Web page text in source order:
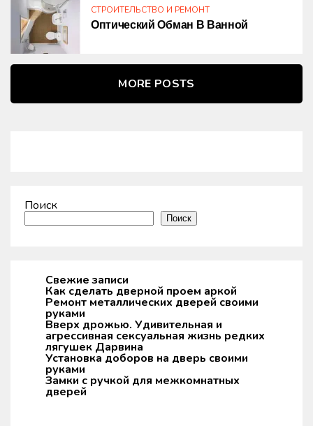
СТРОИТЕЛЬСТВО И РЕМОНТ
Оптический Обман В Ванной
MORE POSTS
Поиск
Поиск
Свежие записи
Как сделать дверной проем аркой
Ремонт металлических дверей своими
руками
Вверх дрожью. Удивительная и
агрессивная сексуальная жизнь редких
лягушек Дарвина
Установка доборов на дверь своими
руками
Замки с ручкой для межкомнатных
дверей